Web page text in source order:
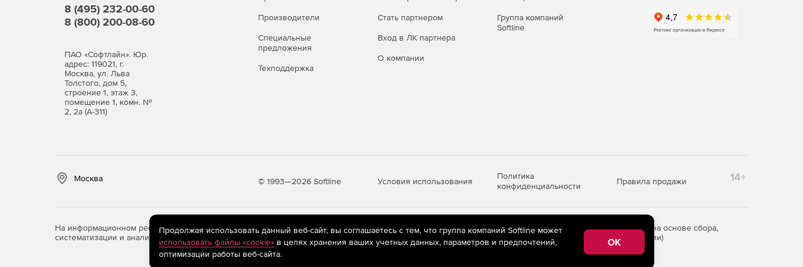
Виды лицензий
По числу защищаемых пользователей.
Программный продукт Dr.Web Mail Security Suite можно приобрести отдельно или в составе комплекса
Dr.Web Enterprise Security Suite. В последнем случае дополнительно лицензируется Центр управления
Dr.Web Enterprise Security Suite.
Антивирус + Центр управления
Антивирус + Антиспам + Центр управления
Также Dr.Web Mail SecuritySuite доступен в составе экономичных комплектов Dr.Web для малого и
8 (495) 232-00-60
8 (800) 200-08-60
ПАО «Софтлайн». Юр.
адрес: 119021, г.
Москва, ул. Льва
Толстого, дом 5,
строение 1, этаж 3,
помещение 1, комн. №
2, 2а (А-311)
Производители
Специальные
предложения
Техподдержка
Стать партнером
Вход в ЛК партнера
О компании
Группа компаний
Softline
Москва © 1993—2026 Softline Условия использования
Политика
конфиденциальности
Правила продажи 14+
На информационном ресурсе store.softline.ru применяютсярекомендательные технологии(информационные технологии предоставления информации на основе сбора,
систематизации и анализа сведений, относящихся к предпочтениям пользователей сети «Интернет», находящихся на территории Российской Федерации)
Продолжая использовать данный веб-сайт, вы соглашаетесь с тем, что группа компаний Softline может
использовать файлы «cookie»в целях хранения ваших учетных данных, параметров и предпочтений,
оптимизации работы веб-сайта.
OK